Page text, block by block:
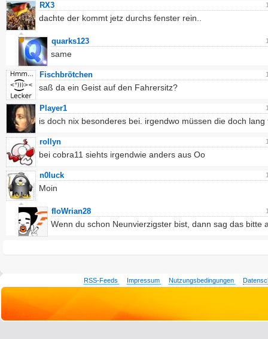
RX3
dachte der kommt jetz durchs fenster rein..
quarks123
same
Fischbrötchen
saß da ein Geist auf den Fahrersitz?
Player1
is doch nix besonderes bei. irgendwo müssen die doch lang
rollyn
bei cobra11 siehts irgendwie anders aus Oo
n0luck
Moin
floWrian28
Wenn du schon Neunvierzigster bist, dann sag das bitte
RSS-Feeds Impressum Nutzungsbedingungen